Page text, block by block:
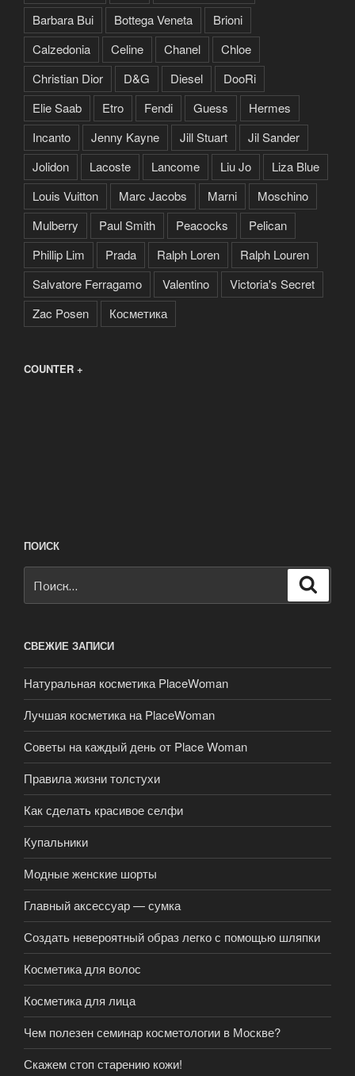
Barbara Bui
Bottega Veneta
Brioni
Calzedonia
Celine Chanel
Chloe
Christian Dior
D&G Diesel
DooRi
Elie Saab
Etro Fendi Guess
Hermes
Incanto
Jenny Kayne Jill Stuart
Jil Sander
Jolidon
Lacoste Lancome Liu Jo
Liza Blue
Louis Vuitton
Marc Jacobs Marni
Moschino
Mulberry
Paul Smith Peacocks
Pelican
Phillip Lim
Prada Ralph Loren
Ralph Louren
Salvatore Ferragamo
Valentino
Victoria's Secret
Zac Posen
Косметика
COUNTER +
ПОИСК
СВЕЖИЕ ЗАПИСИ
Натуральная косметика PlaceWoman
Лучшая косметика на PlaceWoman
Советы на каждый день от Place Woman
Правила жизни толстухи
Как сделать красивое селфи
Купальники
Модные женские шорты
Главный аксессуар — сумка
Создать невероятный образ легко с помощью шляпки
Косметика для волос
Косметика для лица
Чем полезен семинар косметологии в Москве?
Скажем стоп старению кожи!